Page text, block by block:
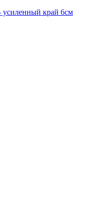
усиленный край 6см